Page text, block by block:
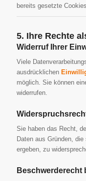
bereits gesetzte
5. Ihre Rechte
Widerruf Ihrer
Viele
ausdrücklichen
möglich. Sie können
widerrufen.
Sie haben das Recht,
Daten aus Gründen,
ergeben, zu
Beschwerderecht